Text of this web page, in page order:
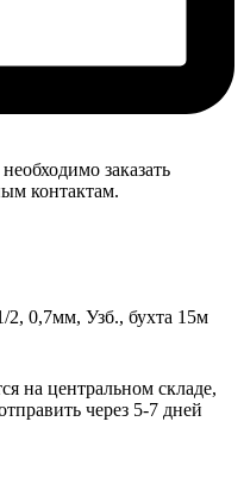
заказать
контактам.
2, 0,7мм, Узб., бухта 15м
на центральном складе,
через 5-7 дней